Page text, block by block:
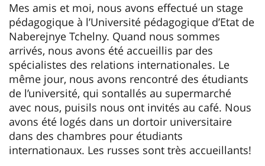
Mes amis et moi, nous avons effectué un stage
pédagogique à l’Université pédagogique d’Etat de
Naberejnye Tchelny. Quand nous sommes
arrivés, nous avons été accueillis par des
spécialistes des relations internationales. Le
même jour, nous avons rencontré des étudiants
de l’université, qui sontallés au supermarché
avec nous, puisils nous ont invités au café. Nous
avons été logés dans un dortoir universitaire
dans des chambres pour étudiants
internationaux. Les russes sont très accueillants!